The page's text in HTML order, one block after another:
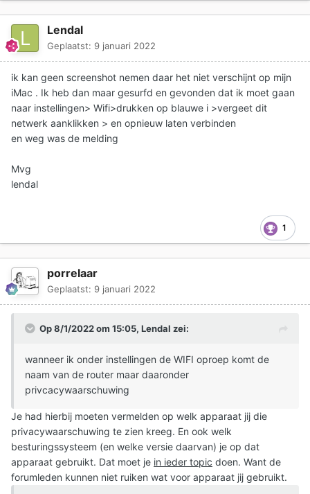
Lendal
Geplaatst: 9 januari 2022
ik kan geen screenshot nemen daar het niet verschijnt op mijn
iMac . Ik heb dan maar gesurfd en gevonden dat ik moet gaan
naar instellingen> Wifi>drukken op blauwe i >vergeet dit
netwerk aanklikken > en opnieuw laten verbinden
en weg was de melding
Mvg
lendal
1
porrelaar
Geplaatst: 9 januari 2022
Op 8/1/2022 om 15:05, Lendal zei:
wanneer ik onder instellingen de WIFI oproep komt de
naam van de router maar daaronder
privcacywaarschuwing
Je had hierbij moeten vermelden op welk apparaat jij die
privacywaarschuwing te zien kreeg. En ook welk
besturingssysteem (en welke versie daarvan) je op dat
apparaat gebruikt. Dat moet je in ieder topic doen. Want de
forumleden kunnen niet ruiken wat voor apparaat jij gebruikt.